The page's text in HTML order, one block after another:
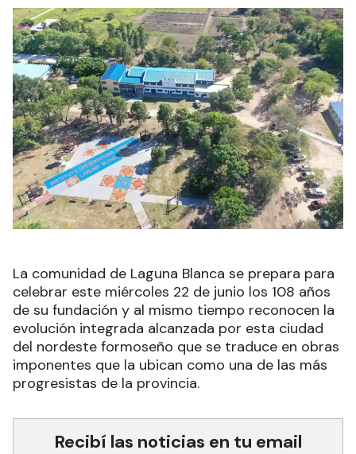
La comunidad de Laguna Blanca se prepara para
celebrar este miércoles 22 de junio los 108 años
de su fundación y al mismo tiempo reconocen la
evolución integrada alcanzada por esta ciudad
del nordeste formoseño que se traduce en obras
imponentes que la ubican como una de las más
progresistas de la provincia.
Recibí las noticias en tu email